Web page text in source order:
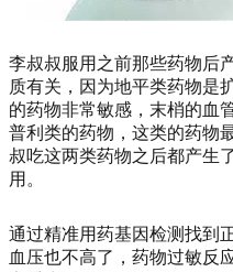
李叔叔服用之前那些药物后
质有关，因为地平类药物是
的药物非常敏感，末梢的血
普利类的药物，这类的药物
叔吃这两类药物之后都产生
用。
通过精准用药基因检测找到
血压也不高了，药物过敏反